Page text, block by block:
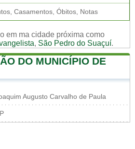
Casamentos, Óbitos, Notas
em ma cidade próxima como
, São Pedro do Suaçuí.
DO MUNICÍPIO DE
Augusto Carvalho de Paula